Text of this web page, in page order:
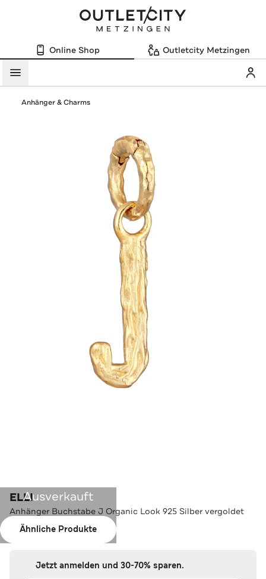
Online Shop Outletcity Metzingen
Menü
Anhänger & Charms
Ausverkauft
Ähnliche Produkte
ELLI
Anhänger Buchstabe J Organic Look 925 Silber vergoldet
Farbe:Gold
Jetzt anmelden und 30-70% sparen.